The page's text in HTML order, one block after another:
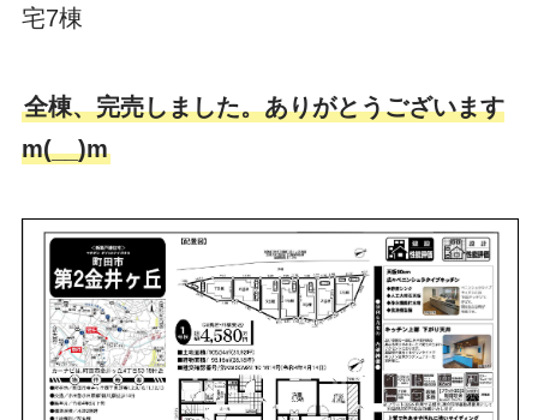
宅7棟
全棟、完売しました。ありがとうございます
m(__)m